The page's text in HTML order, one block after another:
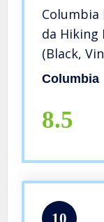
Columbia
da Hiking
(Black,
Columbia
8.5
10